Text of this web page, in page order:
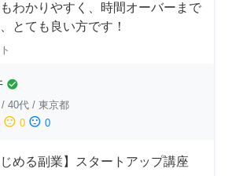
わかりやすく、時間オーバーまで
とても良い方です！
check_circle
/ 40代 / 東京都
sentiment_neutral 0 sentiment_dissatisfied 0
じめる副業】スタートアップ講座